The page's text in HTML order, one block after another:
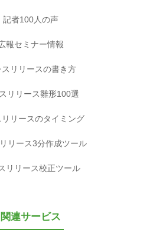
記者100人の声
報セミナー情報
スリリースの書き方
リリース雛形100選
リリースのタイミング
リース3分作成ツール
リリース校正ツール
関連サービス